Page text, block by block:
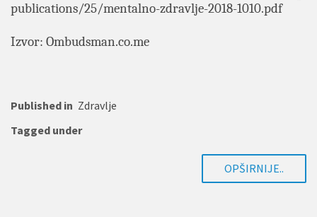
publications/25/mentalno-zdravlje-2018-1010.pdf
Izvor: Ombudsman.co.me
Published in Zdravlje
Tagged under
OPŠIRNIJE..